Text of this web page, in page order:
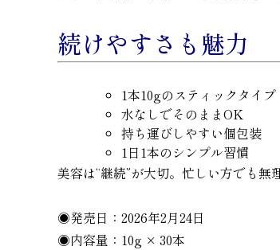
続けやすさも魅力
1本10gのスティックタイプ
水なしでそのままOK
持ち運びしやすい個包装
1日1本のシンプル習慣
美容は“継続”が大切。忙しい方でも無
◉発売日：2026年2月24日
◉内容量：10g × 30本